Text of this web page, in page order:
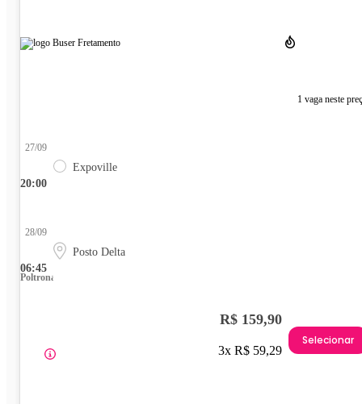
1 vaga neste
20:00
27/09
Expoville
06:45
28/09
Posto Delta
Poltrona
R$ 159,90
3x R$ 59,29
Selecionar